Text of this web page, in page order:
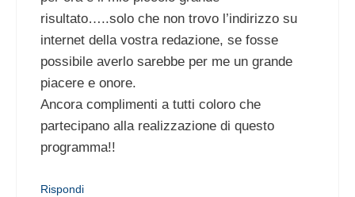
risultato…..solo che non trovo l’indirizzo su
internet della vostra redazione, se fosse
possibile averlo sarebbe per me un grande
piacere e onore.
Ancora complimenti a tutti coloro che
partecipano alla realizzazione di questo
programma!!
Rispondi